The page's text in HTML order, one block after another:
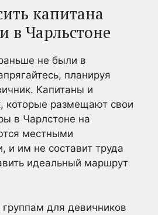
капитана
в Чарльстоне
не были в
планируя
Капитаны и
которые размещают свои
в Чарлстоне на
местными
и им не составит труда
идеальный маршрут
для девичников